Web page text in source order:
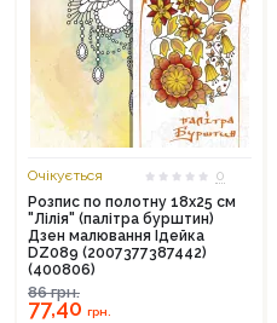
Очікується
0
Розпис по полотну 18х25 см
"Лілія" (палітра бурштин)
Дзен малювання Ідейка
DZ089 (2007377387442)
(400806)
86грн.
77,40 грн.